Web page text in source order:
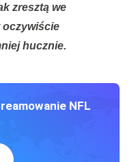
zresztą we
hucznie.
NFL